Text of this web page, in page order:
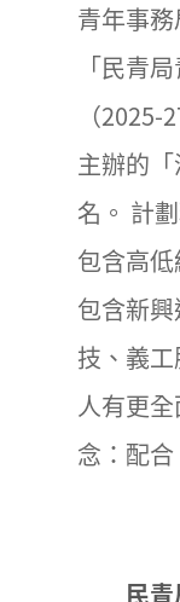
青年事
「民青
（
主辦的
名。 計
包含高
包含新
技、義
人有更
念：配
民